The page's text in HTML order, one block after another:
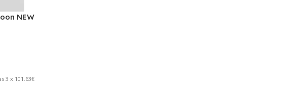
NEW
3 x 101.63€